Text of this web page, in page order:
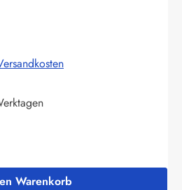
den gewünschten
Warenkorb